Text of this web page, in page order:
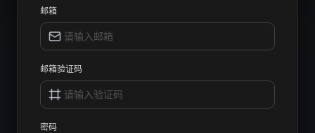
邮箱
邮箱验证码
密码